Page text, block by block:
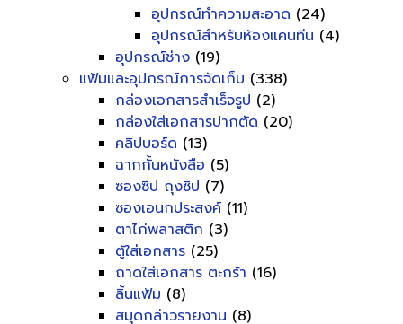
อุปกรณ์ทำความสะอาด (24)
อุปกรณ์สำหรับห้องแคนทีน (4)
อุปกรณ์ช่าง (19)
แฟ้มและอุปกรณ์การจัดเก็บ (338)
กล่องเอกสารสำเร็จรูป (2)
กล่องใส่เอกสารปากตัด (20)
คลิปบอร์ด (13)
ฉากกั้นหนังสือ (5)
ซองซิป ถุงซิป (7)
ซองเอนกประสงค์ (11)
ตาไก่พลาสติก (3)
ตู้ใส่เอกสาร (25)
ถาดใส่เอกสาร ตะกร้า (16)
ลิ้นแฟ้ม (8)
สมุดกล่าวรายงาน (8)